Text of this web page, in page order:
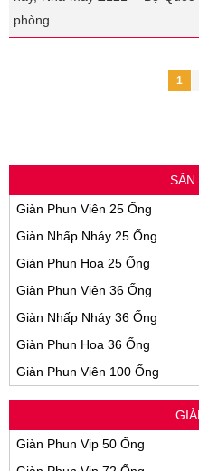
phòng...
1
SẢN
Giàn Phun Viên 25 Ống
Giàn Nhấp Nháy 25 Ống
Giàn Phun Hoa 25 Ống
Giàn Phun Viên 36 Ống
Giàn Nhấp Nháy 36 Ống
Giàn Phun Hoa 36 Ống
Giàn Phun Viên 100 Ống
Giàn Phun Vip 50 Ống